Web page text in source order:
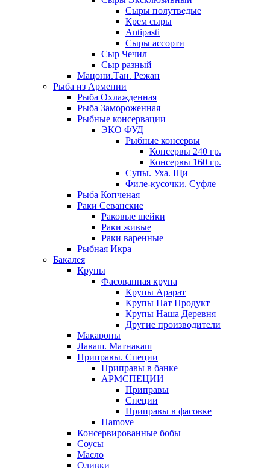
Сыры полутведые
Крем сыры
Antipasti
Сыры ассорти
Сыр Чечил
Сыр разный
Мацони.Тан. Режан
Рыба из Армении
Рыба Охлажденная
Рыба Замороженная
Рыбные консервации
ЭКО ФУД
Рыбные консервы
Консервы 240 гр.
Консервы 160 гр.
Супы. Уха. Щи
Филе-кусочки. Суфле
Рыба Копченая
Раки Севанские
Раковые шейки
Раки живые
Раки варенные
Рыбная Икра
Бакалея
Крупы
Фасованная крупа
Крупы Арарат
Крупы Нат Продукт
Крупы Наша Деревня
Другие производители
Макароны
Лаваш. Матнакаш
Приправы. Специи
Приправы в банке
АРМСПЕЦИИ
Приправы
Специи
Приправы в фасовке
Hamove
Консервированные бобы
Соусы
Масло
Оливки